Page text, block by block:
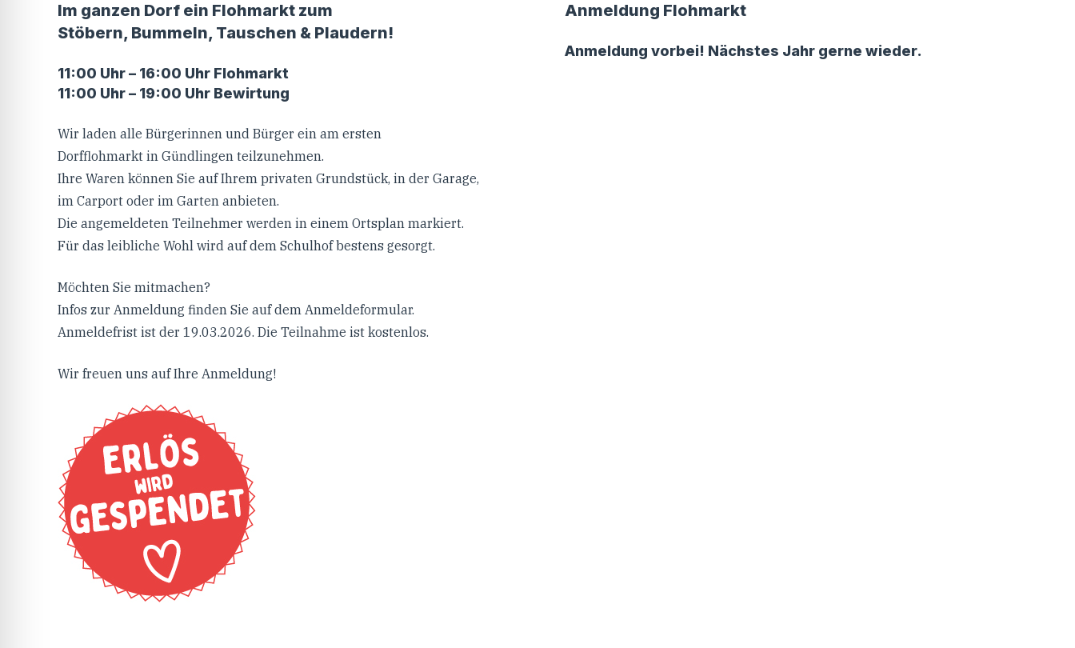
Im ganzen Dorf ein Flohmarkt zum
Stöbern, Bummeln, Tauschen & Plaudern!
11:00 Uhr – 16:00 Uhr Flohmarkt
11:00 Uhr – 19:00 Uhr Bewirtung
Wir laden alle Bürgerinnen und Bürger ein am ersten
Dorfflohmarkt in Gündlingen teilzunehmen.
Ihre Waren können Sie auf Ihrem privaten Grundstück, in der Garage,
im Carport oder im Garten anbieten.
Die angemeldeten Teilnehmer werden in einem Ortsplan markiert.
Für das leibliche Wohl wird auf dem Schulhof bestens gesorgt.
Möchten Sie mitmachen?
Infos zur Anmeldung finden Sie auf dem Anmeldeformular.
Anmeldefrist ist der 19.03.2026. Die Teilnahme ist kostenlos.
Wir freuen uns auf Ihre Anmeldung!
Anmeldung Flohmarkt
Anmeldung vorbei! Nächstes Jahr gerne wieder.